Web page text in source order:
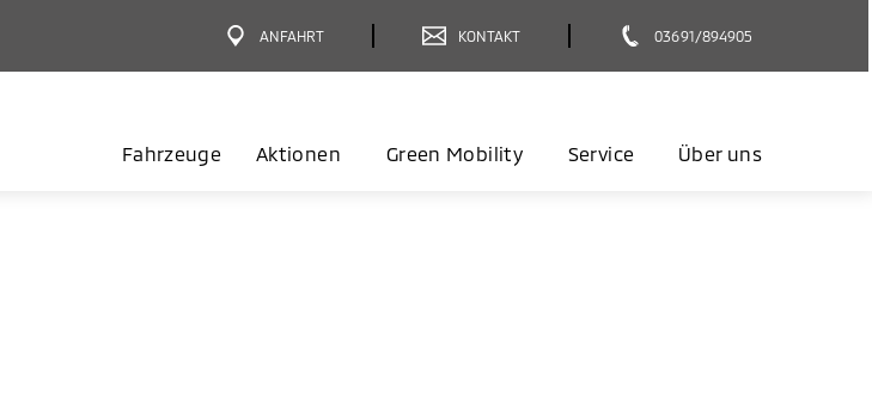
ANFAHRT KONTAKT 03691/894905
Fahrzeuge Aktionen Green Mobility Service Über uns